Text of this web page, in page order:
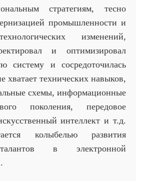
стратегиям, тесно
промышленности и
изменений,
и оптимизировал
систему и сосредоточилась
хватает технических навыков,
схемы, информационные
поколения, передовое
интеллект и т.д.
колыбелью развития
в электронной